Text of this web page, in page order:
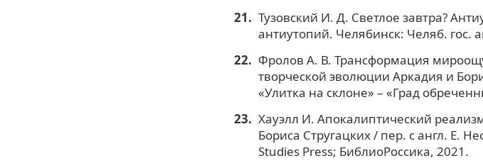
Тузовский И. Д. Светлое завтра?
антиутопий. Челябинск: Челяб. гос.
Фролов А. В. Трансформация
творческой эволюции Аркадия и
«Улитка на склоне» – «Град
Хауэлл И. Апокалиптический
Бориса Стругацких / пер. с англ. Е.
Studies Press; БиблиоРоссика, 2021.